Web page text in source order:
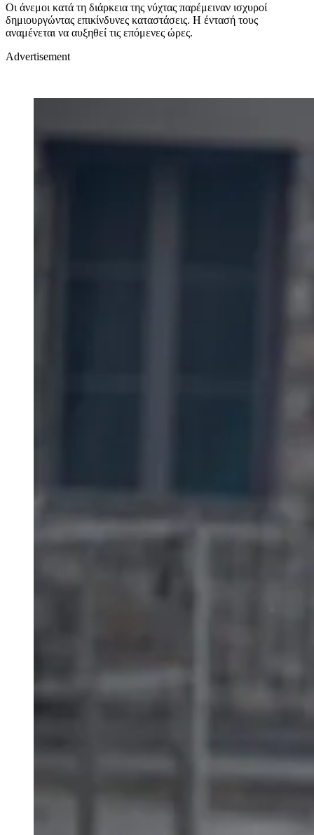
Οι άνεμοι κατά τη διάρκεια της νύχτας παρέμειναν ισχυροί
δημιουργώντας επικίνδυνες καταστάσεις. Η έντασή τους
αναμένεται να αυξηθεί τις επόμενες ώρες.
Advertisement